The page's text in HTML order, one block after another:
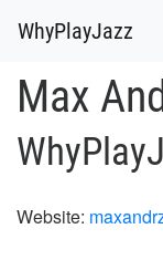
WhyPlayJazz
Max
Website: